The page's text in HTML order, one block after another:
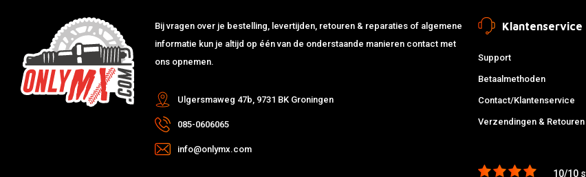
Bij vragen over je bestelling, levertijden, retouren & reparaties of algemene
informatie kun je altijd op één van de onderstaande manieren contact met
ons opnemen.
Ulgersmaweg 47b, 9731 BK Groningen
085-0606065
info@onlymx.com
Klantenservice
Support
Betaalmethoden
Contact/Klantenservice
Verzendingen & Retouren
10/10